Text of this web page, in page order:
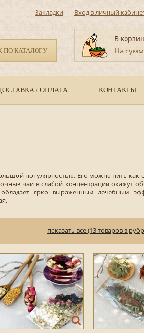
ПО КАТАЛОГУ
Закладки Вход в личный
В
На
/ ОПЛАТА КОНТАКТЫ
популярностью. Его можно пить как
чаи в слабой концентрации окажут
ярко выраженным лечебным
показать все (13 товаров в